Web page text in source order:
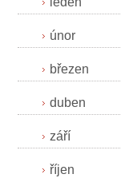
únor
březen
duben
září
říjen